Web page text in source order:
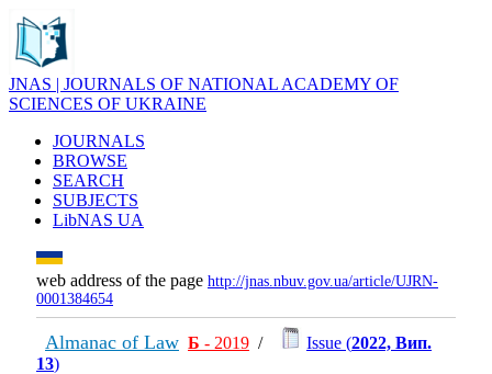
JNAS | JOURNALS OF NATIONAL ACADEMY OF
SCIENCES OF UKRAINE
JOURNALS
BROWSE
SEARCH
SUBJECTS
LibNAS UA
web address of the page http://jnas.nbuv.gov.ua/article/UJRN-
0001384654
Almanac of Law Б - 2019 / Issue (2022, Вип.
13)